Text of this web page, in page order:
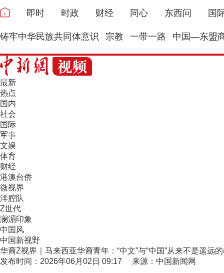
即时 时政 财经 同心 东西问 国
铸牢中华民族共同体意识 宗教 一带一路 中国—东盟
最新
热点
国内
社会
国际
军事
文娱
体育
财经
港澳台侨
微视界
洋腔队
Z世代
澜湄印象
中国风
中国新视野
华裔Z视界｜马来西亚华裔青年：“中文”与“中国”从来不是遥远
发布时间：2026年06月02日 09:17 来源：中国新闻网